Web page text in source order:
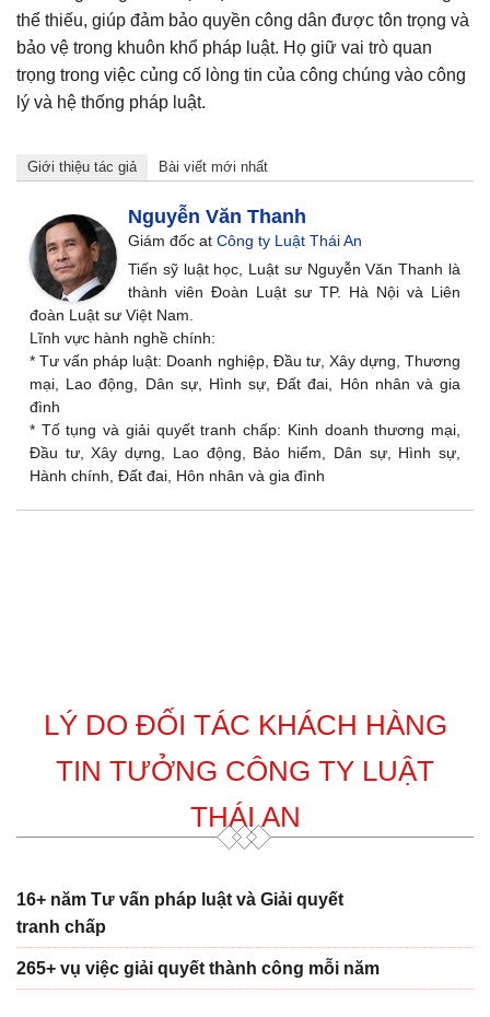
thể thiếu, giúp đảm bảo quyền công dân được tôn trọng và
bảo vệ trong khuôn khổ pháp luật. Họ giữ vai trò quan
trọng trong việc củng cố lòng tin của công chúng vào công
lý và hệ thống pháp luật.
Giới thiệu tác giả Bài viết mới nhất
Nguyễn Văn Thanh
Giám đốc at Công ty Luật Thái An
Tiến sỹ luật học, Luật sư Nguyễn Văn Thanh là
thành viên Đoàn Luật sư TP. Hà Nội và Liên
đoàn Luật sư Việt Nam.
Lĩnh vực hành nghề chính:
* Tư vấn pháp luật: Doanh nghiệp, Đầu tư, Xây dựng, Thương
mại, Lao động, Dân sự, Hình sự, Đất đai, Hôn nhân và gia
đình
* Tố tụng và giải quyết tranh chấp: Kinh doanh thương mại,
Đầu tư, Xây dựng, Lao động, Bảo hiểm, Dân sự, Hình sự,
Hành chính, Đất đai, Hôn nhân và gia đình
LÝ DO ĐỐI TÁC KHÁCH HÀNG
TIN TƯỞNG CÔNG TY LUẬT
THÁI AN
16+ năm Tư vấn pháp luật và Giải quyết
tranh chấp
265+ vụ việc giải quyết thành công mỗi năm